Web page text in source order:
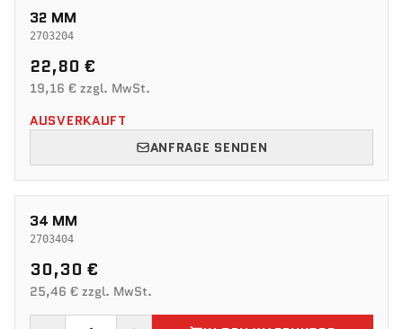
32 MM
2703204
22,80 €
19,16 € zzgl. MwSt.
AUSVERKAUFT
ANFRAGE SENDEN
34 MM
2703404
30,30 €
25,46 € zzgl. MwSt.